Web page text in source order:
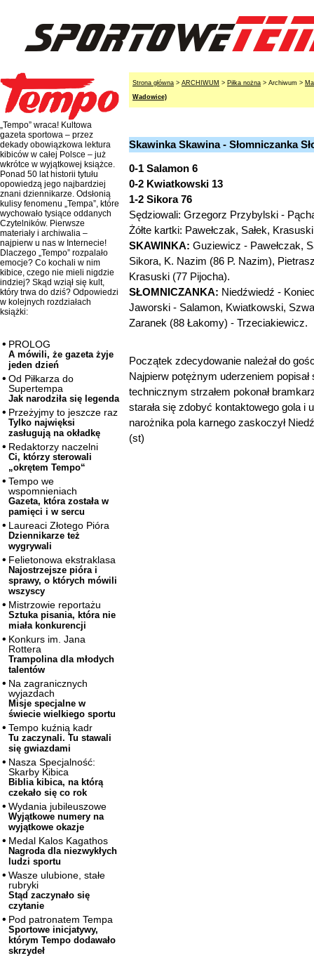
„Tempo” wraca! Kultowa
gazeta sportowa – przez
dekady obowiązkowa lektura
kibiców w całej Polsce – już
wkrótce w wyjątkowej książce.
Ponad 50 lat historii tytułu
opowiedzą jego najbardziej
znani dziennikarze. Odsłonią
kulisy fenomenu „Tempa”, które
wychowało tysiące oddanych
Czytelników. Pierwsze
materiały i archiwalia –
najpierw u nas w Internecie!
Dlaczego „Tempo” rozpalało
emocje? Co kochali w nim
kibice, czego nie mieli nigdzie
indziej? Skąd wziął się kult,
który trwa do dziś? Odpowiedzi
w kolejnych rozdziałach
książki:
PROLOG
A mówili, że gazeta żyje
jeden dzień
Od Piłkarza do
Supertempa
Jak narodziła się legenda
Przeżyjmy to jeszcze raz
Tylko najwięksi
zasługują na okładkę
Redaktorzy naczelni
Ci, którzy sterowali
„okrętem Tempo“
Tempo we
wspomnieniach
Gazeta, która została w
pamięci i w sercu
Laureaci Złotego Pióra
Dziennikarze też
wygrywali
Felietonowa ekstraklasa
Najostrzejsze pióra i
sprawy, o których mówili
wszyscy
Mistrzowie reportażu
Sztuka pisania, która nie
miała konkurencji
Konkurs im. Jana
Rottera
Trampolina dla młodych
talentów
Na zagranicznych
wyjazdach
Misje specjalne w
świecie wielkiego sportu
Tempo kuźnią kadr
Tu zaczynali. Tu stawali
się gwiazdami
Nasza Specjalność:
Skarby Kibica
Biblia kibica, na którą
czekało się co rok
Wydania jubileuszowe
Wyjątkowe numery na
wyjątkowe okazje
Medal Kalos Kagathos
Nagroda dla niezwykłych
ludzi sportu
Wasze ulubione, stałe
rubryki
Stąd zaczynało się
czytanie
Pod patronatem Tempa
Sportowe inicjatywy,
którym Tempo dodawało
skrzydeł
Strona główna > ARCHIWUM > Piłka nożna > Archiwum >
Wadowice)
Skawinka Skawina - Słomniczanka
0-1 Salamon 6
0-2 Kwiatkowski 13
1-2 Sikora 76
Sędziowali: Grzegorz Przybylski -
Żółte kartki: Pawełczak, Sałek,
SKAWINKA: Guziewicz - Pawełczak,
Sikora, K. Nazim (86 P. Nazim),
Krasuski (77 Pijocha).
SŁOMNICZANKA: Niedźwiedź -
Jaworski - Salamon, Kwiatkowski,
Zaranek (88 Łakomy) - Trzeciakiewicz.
Początek zdecydowanie należał do
Najpierw potężnym uderzeniem
technicznym strzałem pokonał
starała się zdobyć kontaktowego gola i
narożnika pola karnego zaskoczył
(st)